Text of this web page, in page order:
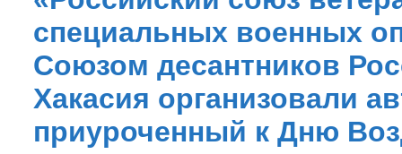
специальных военных
Союзом десантников
Хакасия организовали
приуроченный к Дню